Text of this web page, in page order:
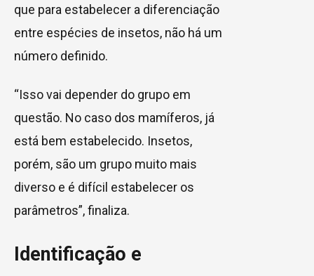
que para estabelecer a diferenciação
entre espécies de insetos, não há um
número definido.
“Isso vai depender do grupo em
questão. No caso dos mamíferos, já
está bem estabelecido. Insetos,
porém, são um grupo muito mais
diverso e é difícil estabelecer os
parâmetros”, finaliza.
Identificação e